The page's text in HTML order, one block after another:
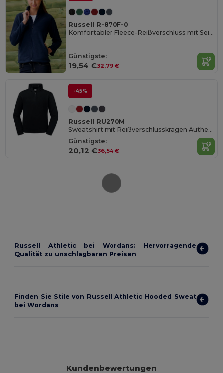
Russell R-870F-0
Komfortabler Fleece-Reißverschluss mit Seitentaschen
Günstigste:
19,54 €32,79 €
-45%
Russell RU270M
Sweatshirt mit Reißverschlusskragen Authentic
Günstigste:
20,12 €36,54 €
Russell Athletic bei Wordans: Hervorragende
Qualität zu unschlagbaren Preisen
Finden Sie Stile von Russell Athletic Hooded Sweat
bei Wordans
Kundenbewertungen